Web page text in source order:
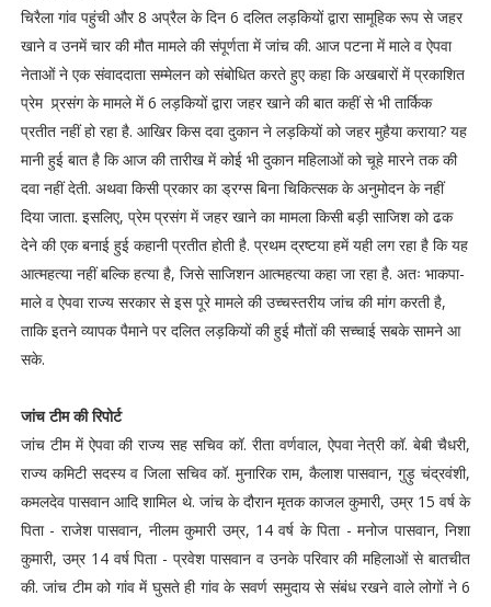
चिरैला गांव पहुंची और 8 अप्रैल के दिन 6 दलित लड़कियों द्वारा सामूहिक रूप से जहर
खाने व उनमें चार की मौत मामले की संपूर्णता में जांच की. आज पटना में माले व ऐपवा
नेताओं ने एक संवाददाता सम्मेलन को संबोधित करते हुए कहा कि अखबारों में प्रकाशित
प्रेम प्र्रसंग के मामले में 6 लड़कियों द्वारा जहर खाने की बात कहीं से भी तार्किक
प्रतीत नहीं हो रहा है. आखिर किस दवा दुकान ने लड़कियों को जहर मुहैया कराया? यह
मानी हुई बात है कि आज की तारीख में कोई भी दुकान महिलाओं को चूहे मारने तक की
दवा नहीं देती. अथवा किसी प्रकार का ड्रग्स बिना चिकित्सक के अनुमोदन के नहीं
दिया जाता. इसलिए, प्रेम प्रसंग में जहर खाने का मामला किसी बड़ी साजिश को ढक
देने की एक बनाई हुई कहानी प्रतीत होती है. प्रथम द्रष्टया हमें यही लग रहा है कि यह
आत्महत्या नहीं बल्कि हत्या है, जिसे साजिशन आत्महत्या कहा जा रहा है. अतः भाकपा-
माले व ऐपवा राज्य सरकार से इस पूरे मामले की उच्चस्तरीय जांच की मांग करती है,
ताकि इतने व्यापक पैमाने पर दलित लड़कियों की हुई मौतों की सच्चाई सबके सामने आ
सके.
जांच टीम की रिपोर्ट
जांच टीम में ऐपवा की राज्य सह सचिव कॉ. रीता वर्णवाल, ऐपवा नेत्री कॉ. बेबी चैधरी,
राज्य कमिटी सदस्य व जिला सचिव कॉ. मुनारिक राम, कैलाश पासवान, गुड़ु चंद्रवंशी,
कमलदेव पासवान आदि शामिल थे. जांच के दौरान मृतक काजल कुमारी, उम्र 15 वर्ष के
पिता - राजेश पासवान, नीलम कुमारी उम्र, 14 वर्ष के पिता - मनोज पासवान, निशा
कुमारी, उम्र 14 वर्ष पिता - प्रवेश पासवान व उनके परिवार की महिलाओं से बातचीत
की. जांच टीम को गांव में घुसते ही गांव के सवर्ण समुदाय से संबंध रखने वाले लोगों ने 6